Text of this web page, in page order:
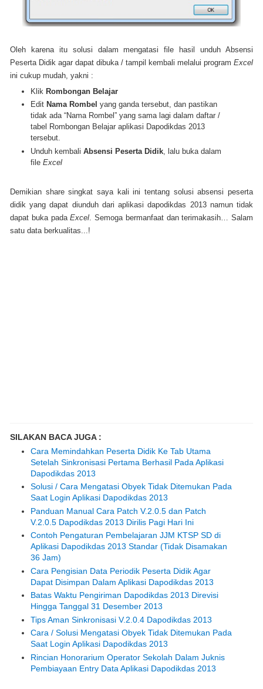
Oleh karena itu solusi dalam mengatasi file hasil unduh Absensi
Peserta Didik agar dapat dibuka / tampil kembali melalui program Excel
ini cukup mudah, yakni :
Klik Rombongan Belajar
Edit Nama Rombel yang ganda tersebut, dan pastikan
tidak ada “Nama Rombel” yang sama lagi dalam daftar /
tabel Rombongan Belajar aplikasi Dapodikdas 2013
tersebut.
Unduh kembali Absensi Peserta Didik , lalu buka dalam
file Excel
Demikian share singkat saya kali ini tentang solusi absensi peserta
didik yang dapat diunduh dari aplikasi dapodikdas 2013 namun tidak
dapat buka padaExcel . Semoga bermanfaat dan terimakasih… Salam
satu data berkualitas...!
SILAKAN BACA JUGA :
Cara Memindahkan Peserta Didik Ke Tab Utama
Setelah Sinkronisasi Pertama Berhasil Pada Aplikasi
Dapodikdas 2013
Solusi / Cara Mengatasi Obyek Tidak Ditemukan Pada
Saat Login Aplikasi Dapodikdas 2013
Panduan Manual Cara Patch V.2.0.5 dan Patch
V.2.0.5 Dapodikdas 2013 Dirilis Pagi Hari Ini
Contoh Pengaturan Pembelajaran JJM KTSP SD di
Aplikasi Dapodikdas 2013 Standar (Tidak Disamakan
36 Jam)
Cara Pengisian Data Periodik Peserta Didik Agar
Dapat Disimpan Dalam Aplikasi Dapodikdas 2013
Batas Waktu Pengiriman Dapodikdas 2013 Direvisi
Hingga Tanggal 31 Desember 2013
Tips Aman Sinkronisasi V.2.0.4 Dapodikdas 2013
Cara / Solusi Mengatasi Obyek Tidak Ditemukan Pada
Saat Login Aplikasi Dapodikdas 2013
Rincian Honorarium Operator Sekolah Dalam Juknis
Pembiayaan Entry Data Aplikasi Dapodikdas 2013